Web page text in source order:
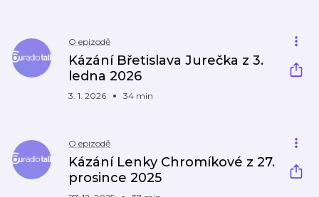
O epizodě
Kázání Břetislava Jurečka z 3.
ledna 2026
3. 1. 2026 34 min
O epizodě
Kázání Lenky Chromíkové z 27.
prosince 2025